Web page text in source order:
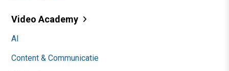
Video Academy
AI
Content & Communicatie